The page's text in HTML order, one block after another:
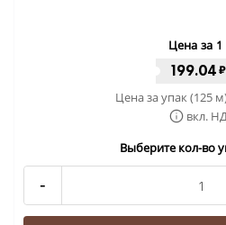
Цена за
199.04 ₽
Цена за упак (125
вкл.
Выберите кол-во
-